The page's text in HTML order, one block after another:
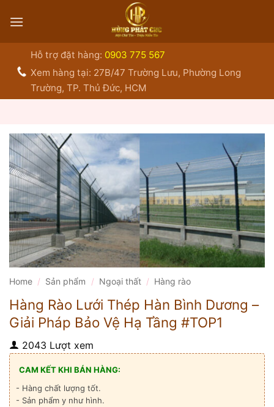
qua
Hỗ trợ đặt hàng: 0903 775 567
Xem hàng tại: 27B/47 Trường Lưu, Phường Long
Trường, TP. Thủ Đức, HCM
Home / Sản phẩm / Ngoại thất / Hàng rào
Hàng Rào Lưới Thép Hàn Bình Dương –
Giải Pháp Bảo Vệ Hạ Tầng #TOP1
2043 Lượt xem
CAM KẾT KHI BÁN HÀNG:
- Hàng chất lượng tốt.
- Sản phẩm y như hình.